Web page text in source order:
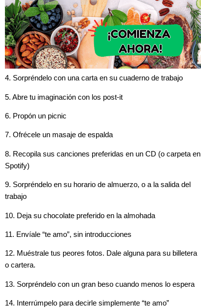
4. Sorpréndelo con una carta en su cuaderno de trabajo
5. Abre tu imaginación con los post-it
6. Propón un picnic
7. Ofrécele un masaje de espalda
8. Recopila sus canciones preferidas en un CD (o carpeta en
Spotify)
9. Sorpréndelo en su horario de almuerzo, o a la salida del
trabajo
10. Deja su chocolate preferido en la almohada
11. Envíale “te amo”, sin introducciones
12. Muéstrale tus peores fotos. Dale alguna para su billetera
o cartera.
13. Sorpréndelo con un gran beso cuando menos lo espera
14. Interrúmpelo para decirle simplemente “te amo”